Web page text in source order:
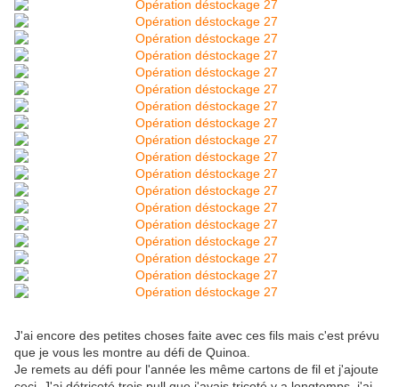
J'ai encore des petites choses faite avec ces fils mais c'est prévu
que je vous les montre au défi de Quinoa.
Je remets au défi pour l'année les même cartons de fil et j'ajoute